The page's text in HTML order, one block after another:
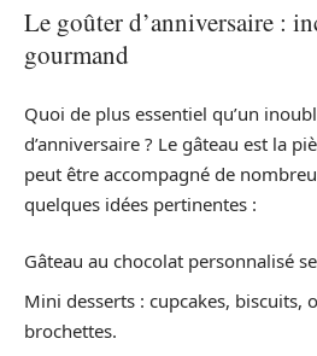
Le goûter d’anniversaire :
gourmand
Quoi de plus essentiel qu’un
d’anniversaire ? Le gâteau est la
peut être accompagné de
quelques idées pertinentes :
Gâteau au chocolat personnalisé
Mini desserts : cupcakes, biscuits,
brochettes.